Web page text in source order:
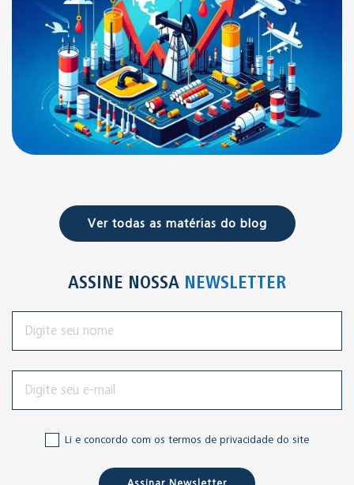
Ver todas as matérias do blog
ASSINE NOSSA NEWSLETTER
Li e concordo com os termos de privacidade do site